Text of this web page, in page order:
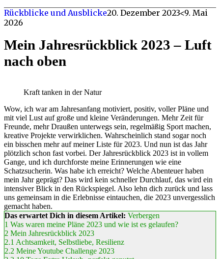
Rückblicke und Ausblicke20. Dezember 2023<9. Mai
2026
Mein Jahresrückblick 2023 – Luft
nach oben
Kraft tanken in der Natur
Wow, ich war am Jahresanfang motiviert, positiv, voller Pläne und
mit viel Lust auf große und kleine Veränderungen. Mehr Zeit für
Freunde, mehr Draußen unterwegs sein, regelmäßig Sport machen,
kreative Projekte verwirklichen. Wahrscheinlich stand sogar noch
ein bisschen mehr auf meiner Liste für 2023. Und nun ist das Jahr
plötzlich schon fast vorbei. Der Jahresrückblick 2023 ist in vollem
Gange, und ich durchforste meine Erinnerungen wie eine
Schatzsucherin. Was habe ich erreicht? Welche Abenteuer haben
mein Jahr geprägt? Das wird kein schneller Durchlauf, das wird ein
intensiver Blick in den Rückspiegel. Also lehn dich zurück und lass
uns gemeinsam in die Erlebnisse eintauchen, die 2023 unvergesslich
gemacht haben.
Das erwartet Dich in diesem Artikel: Verbergen
1 Was waren meine Pläne 2023 und wie ist es gelaufen?
2 Mein Jahresrückblick 2023
2.1 Achtsamkeit, Selbstliebe, Resilienz
2.2 Meine Youtube Challenge 2023